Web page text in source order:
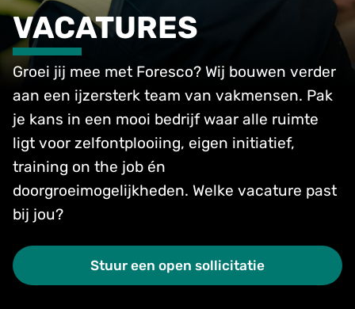
VACATURES
Groei jij mee met Foresco? Wij bouwen verder
aan een ijzersterk team van vakmensen. Pak
je kans in een mooi bedrijf waar alle ruimte
ligt voor zelfontplooiing, eigen initiatief,
training on the job én
doorgroeimogelijkheden. Welke vacature past
bij jou?
Stuur een open sollicitatie